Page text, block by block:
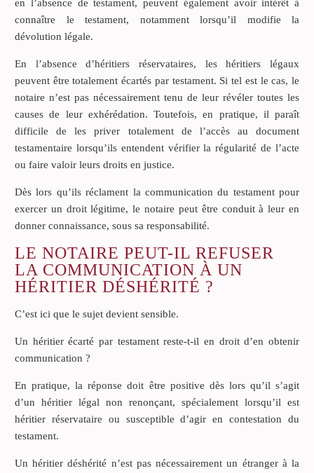
en l’absence de testament, peuvent également avoir intérêt à
connaître le testament, notamment lorsqu’il modifie la
dévolution légale.
En l’absence d’héritiers réservataires, les héritiers légaux
peuvent être totalement écartés par testament. Si tel est le cas, le
notaire n’est pas nécessairement tenu de leur révéler toutes les
causes de leur exhérédation. Toutefois, en pratique, il paraît
difficile de les priver totalement de l’accès au document
testamentaire lorsqu’ils entendent vérifier la régularité de l’acte
ou faire valoir leurs droits en justice.
Dès lors qu’ils réclament la communication du testament pour
exercer un droit légitime, le notaire peut être conduit à leur en
donner connaissance, sous sa responsabilité.
LE NOTAIRE PEUT-IL REFUSER
LA COMMUNICATION À UN
HÉRITIER DÉSHÉRITÉ ?
C’est ici que le sujet devient sensible.
Un héritier écarté par testament reste-t-il en droit d’en obtenir
communication ?
En pratique, la réponse doit être positive dès lors qu’il s’agit
d’un héritier légal non renonçant, spécialement lorsqu’il est
héritier réservataire ou susceptible d’agir en contestation du
testament.
Un héritier déshérité n’est pas nécessairement un étranger à la